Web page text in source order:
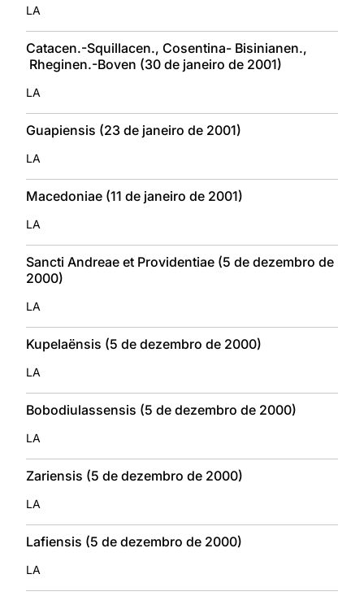
LA
Catacen.-Squillacen., Cosentina- Bisinianen.,
Rheginen.-Boven (30 de janeiro de 2001)
LA
Guapiensis (23 de janeiro de 2001)
LA
Macedoniae (11 de janeiro de 2001)
LA
Sancti Andreae et Providentiae (5 de dezembro de
2000)
LA
Kupelaënsis (5 de dezembro de 2000)
LA
Bobodiulassensis (5 de dezembro de 2000)
LA
Zariensis (5 de dezembro de 2000)
LA
Lafiensis (5 de dezembro de 2000)
LA